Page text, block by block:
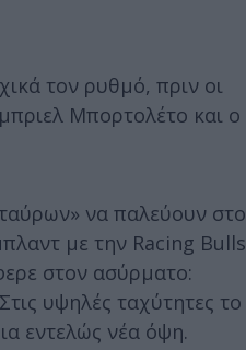
τον ρυθμό, πριν οι
Μπορτολέτο και ο
να παλεύουν στο
με την Racing Bulls
στον ασύρματο:
υψηλές ταχύτητες το
εντελώς νέα όψη.